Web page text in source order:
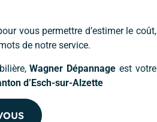
vous permettre d’estimer le coût,
de notre service.
Wagner Dépannage est votre
d’Esch-sur-Alzette